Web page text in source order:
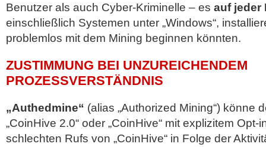
Benutzer als auch Cyber-Kriminelle – es auf jeder
einschließlich Systemen unter „Windows“,
problemlos mit dem Mining beginnen könnten.
ZUSTIMMUNG BEI UNZUREICHENDEM
PROZESSVERSTÄNDNIS
„Authedmine“ (alias „Authorized Mining“) könne
„CoinHive 2.0“ oder „CoinHive“ mit explizitem Opt-
schlechten Rufs von „CoinHive“ in Folge der